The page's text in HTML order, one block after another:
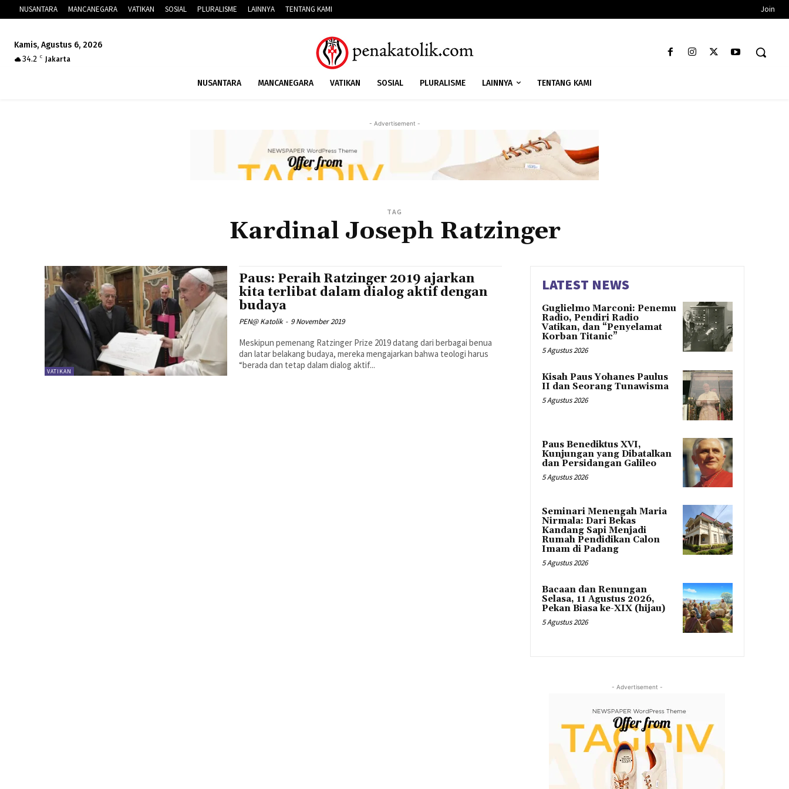
NUSANTARA MANCANEGARA VATIKAN SOSIAL PLURALISME LAINNYA TENTANG KAMI Join
Kamis, Agustus 6, 2026
34.2 C Jakarta
NUSANTARA MANCANEGARA VATIKAN SOSIAL PLURALISME LAINNYA TENTANG KAMI
- Advertisement -
TAG
Kardinal Joseph Ratzinger
VATIKAN
Paus: Peraih Ratzinger 2019 ajarkan
kita terlibat dalam dialog aktif dengan
budaya
PEN@ Katolik - 9 November 2019
Meskipun pemenang Ratzinger Prize 2019 datang dari berbagai benua
dan latar belakang budaya, mereka mengajarkan bahwa teologi harus
“berada dan tetap dalam dialog aktif...
LATEST NEWS
Guglielmo Marconi: Penemu
Radio, Pendiri Radio
Vatikan, dan “Penyelamat
Korban Titanic”
5 Agustus 2026
Kisah Paus Yohanes Paulus
II dan Seorang Tunawisma
5 Agustus 2026
Paus Benediktus XVI,
Kunjungan yang Dibatalkan
dan Persidangan Galileo
5 Agustus 2026
Seminari Menengah Maria
Nirmala: Dari Bekas
Kandang Sapi Menjadi
Rumah Pendidikan Calon
Imam di Padang
5 Agustus 2026
Bacaan dan Renungan
Selasa, 11 Agustus 2026,
Pekan Biasa ke-XIX (hijau)
5 Agustus 2026
- Advertisement -